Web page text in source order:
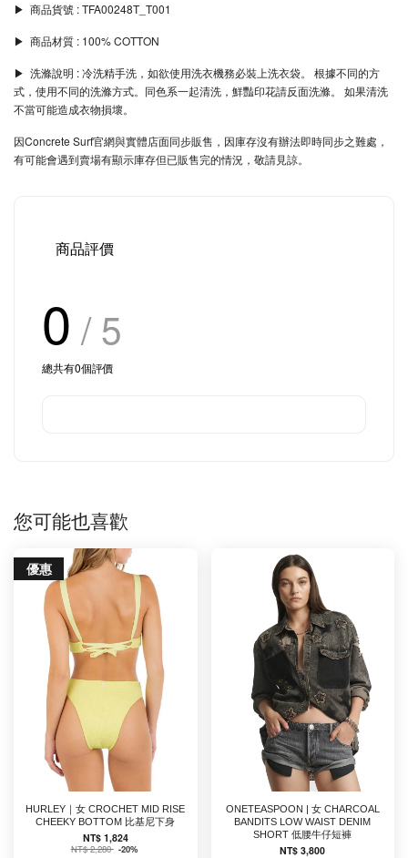
▶︎ 商品貨號 : TFA00248T_T001
▶︎ 商品材質 : 100% COTTON
▶︎ 洗滌說明 : 冷洗精手洗，如欲使用洗衣機務必裝上洗衣袋。 根據不同的方
式，使用不同的洗滌方式。同色系一起清洗，鮮豔印花請反面洗滌。 如果清洗
不當可能造成衣物損壞。
因Concrete Surf官網與實體店面同步販售，因庫存沒有辦法即時同步之難處，
有可能會遇到賣場有顯示庫存但已販售完的情況，敬請見諒。
商品評價
0 / 5
總共有0個評價
您可能也喜歡
優惠
HURLEY｜女 CROCHET MID RISE
CHEEKY BOTTOM 比基尼下身
NT$ 1,824
NT$ 2,280 -20%
ONETEASPOON | 女 CHARCOAL
BANDITS LOW WAIST DENIM
SHORT 低腰牛仔短褲
NT$ 3,800